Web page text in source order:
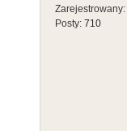
Zarejestrowany:
Posty: 710